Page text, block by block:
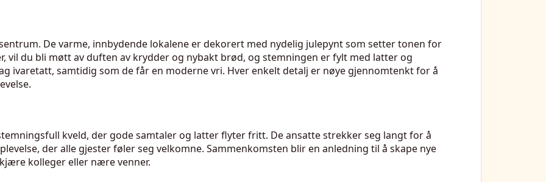
De varme, innbydende lokalene er dekorert med nydelig julepynt som setter tonen for
vil du bli møtt av duften av krydder og nybakt brød, og stemningen er fylt med latter og
ivaretatt, samtidig som de får en moderne vri. Hver enkelt detalj er nøye gjennomtenkt for å
kveld, der gode samtaler og latter flyter fritt. De ansatte strekker seg langt for å
der alle gjester føler seg velkomne. Sammenkomsten blir en anledning til å skape nye
kolleger eller nære venner.